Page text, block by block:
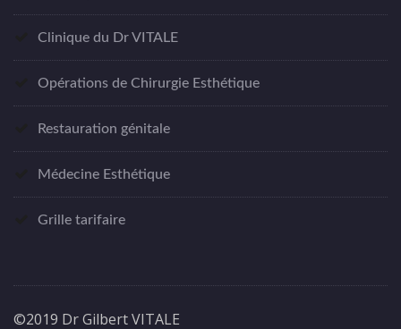
Clinique du Dr VITALE
Opérations de Chirurgie Esthétique
Restauration génitale
Médecine Esthétique
Grille tarifaire
©2019 Dr Gilbert VITALE